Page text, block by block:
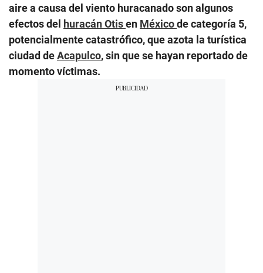
aire a causa del viento huracanado son algunos
efectos del huracán Otisen Méxicode categoría 5,
potencialmente catastrófico, que azota la turística
ciudad deAcapulco, sin que se hayan reportado de
momento víctimas.